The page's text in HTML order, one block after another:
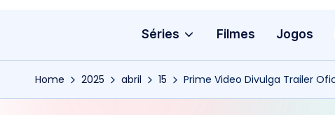
Séries Filmes Jogos
Home 2025 abril 15 Prime Video Divulga Trailer